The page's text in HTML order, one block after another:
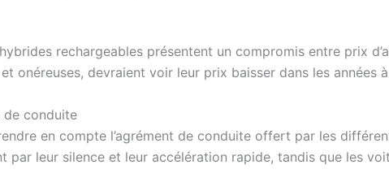
rechargeables présentent un compromis entre prix
onéreuses, devraient voir leur prix baisser dans les années
conduite
en compte l’agrément de conduite offert par les
par leur silence et leur accélération rapide, tandis que les